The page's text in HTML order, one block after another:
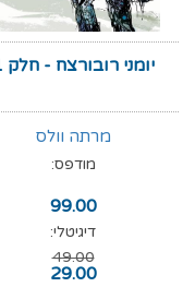
יומני רובורצח - חלק 1
מרתה וולס
מודפס:
99.00
דיגיטלי:
49.00
29.00